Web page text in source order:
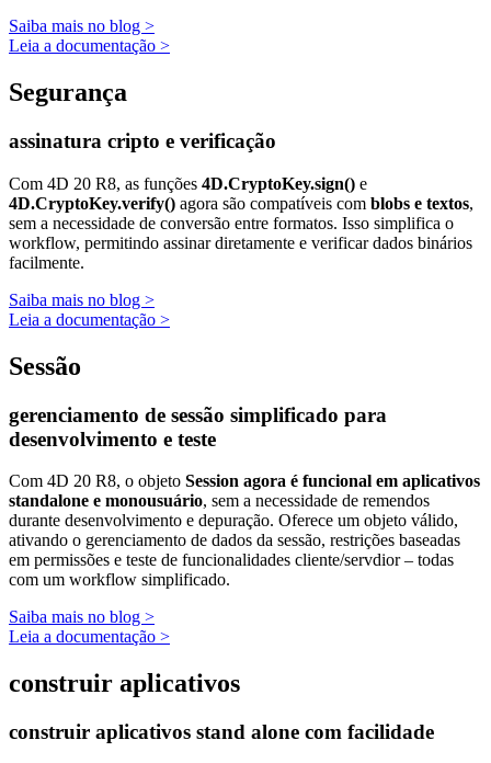
Saiba mais no blog >
Leia a documentação >
Segurança
assinatura cripto e verificação
Com 4D 20 R8, as funções 4D.CryptoKey.sign() e
4D.CryptoKey.verify() agora são compatíveis com blobs e textos,
sem a necessidade de conversão entre formatos. Isso simplifica o
workflow, permitindo assinar diretamente e verificar dados binários
facilmente.
Saiba mais no blog >
Leia a documentação >
Sessão
gerenciamento de sessão simplificado para
desenvolvimento e teste
Com 4D 20 R8, o objeto Session agora é funcional em aplicativos
standalone e monousuário, sem a necessidade de remendos
durante desenvolvimento e depuração. Oferece um objeto válido,
ativando o gerenciamento de dados da sessão, restrições baseadas
em permissões e teste de funcionalidades cliente/servdior – todas
com um workflow simplificado.
Saiba mais no blog >
Leia a documentação >
construir aplicativos
construir aplicativos stand alone com facilidade